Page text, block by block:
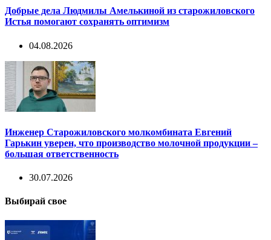
Добрые дела Людмилы Амелькиной из старожиловского
Истья помогают сохранять оптимизм
04.08.2026
Инженер Старожиловского молкомбината Евгений
Гарькин уверен, что производство молочной продукции –
большая ответственность
30.07.2026
Выбирай свое